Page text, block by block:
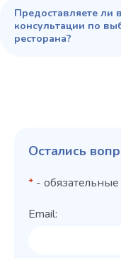
Предоставляете ли
консультации по
ресторана?
Остались
* - обязательные
Email: